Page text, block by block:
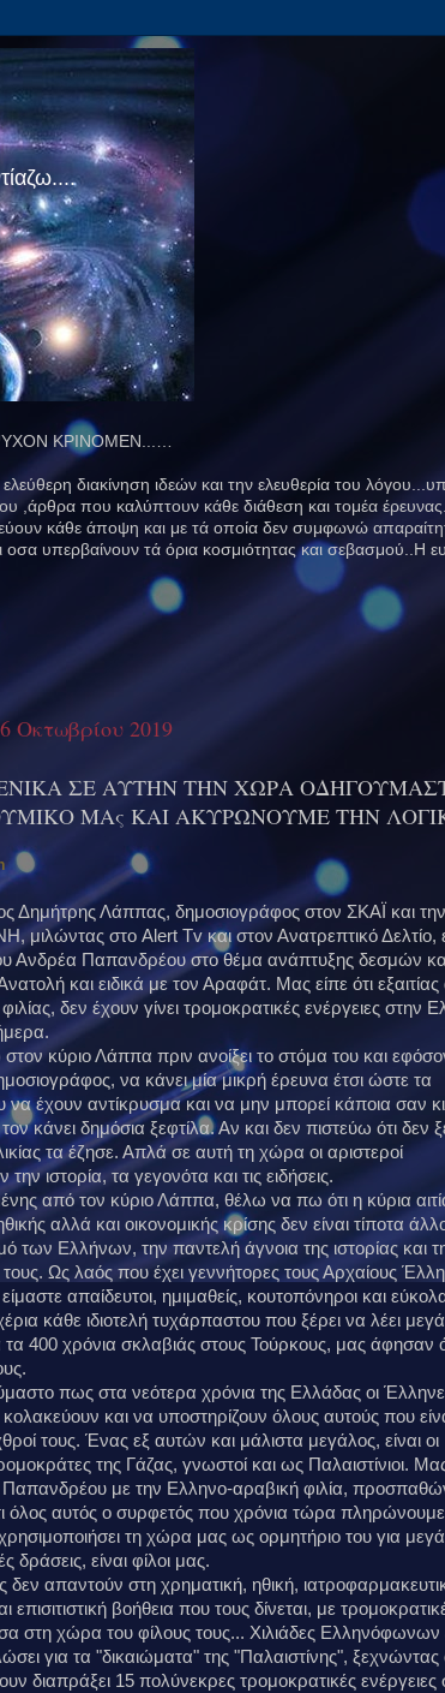
ΚΡΙΝΟΜΕΝ...…
διακίνηση ιδεών και την ελευθερία του
,άρθρα που καλύπτουν κάθε διάθεση και τομέα
κάθε άποψη και με τά οποία δεν συμφωνώ
οσα υπερβαίνουν τά όρια κοσμιότητας και σεβασμού..Η
Οκτωβρίου 2019
ΣΕ ΑΥΤΗΝ ΤΗΝ ΧΩΡΑ
ΜΑς ΚΑΙ ΑΚΥΡΩΝΟΥΜΕ ΤΗΝ
Δημήτρης Λάππας, δημοσιογράφος στον ΣΚΑΪ και την
μιλώντας στο Alert Tv και στον Ανατρεπτικό Δελτίο,
Ανδρέα Παπανδρέου στο θέμα ανάπτυξης δεσμών
και ειδικά με τον Αραφάτ. Μας είπε ότι
δεν έχουν γίνει τρομοκρατικές ενέργειες στην
κύριο Λάππα πριν ανοίξει το στόμα του και
να κάνει μία μικρή έρευνα έτσι ώστε τα
να έχουν αντίκρυσμα και να μην μπορεί κάποια σαν
κάνει δημόσια ξεφτίλα. Αν και δεν πιστεύω ότι δεν
τα έζησε. Απλά σε αυτή τη χώρα οι αριστεροί
ιστορία, τα γεγονότα και τις ειδήσεις.
από τον κύριο Λάππα, θέλω να πω ότι η κύρια
αλλά και οικονομικής κρίσης δεν είναι τίποτα
των Ελλήνων, την παντελή άγνοια της ιστορίας και
Ως λαός που έχει γεννήτορες τους Αρχαίους
απαίδευτοι, ημιμαθείς, κουτοπόνηροι και
κάθε ιδιοτελή τυχάρπαστου που ξέρει να λέει
τα 400 χρόνια σκλαβιάς στους Τούρκους, μας άφησαν
πως στα νεότερα χρόνια της Ελλάδας οι
και να υποστηρίζουν όλους αυτούς που
τους. Ένας εξ αυτών και μάλιστα μεγάλος, είναι οι
της Γάζας, γνωστοί και ως Παλαιστίνιοι.
με την Ελληνο-αραβική φιλία,
όλος αυτός ο συρφετός που χρόνια τώρα
τη χώρα μας ως ορμητήριο του για
δράσεις, είναι φίλοι μας.
δεν απαντούν στη χρηματική, ηθική,
επισιτιστική βοήθεια που τους δίνεται, με
στη χώρα του φίλους τους... Χιλιάδες
για τα "δικαιώματα" της "Παλαιστίνης", ξεχνώντας
διαπράξει 15 πολύνεκρες τρομοκρατικές ενέργειες